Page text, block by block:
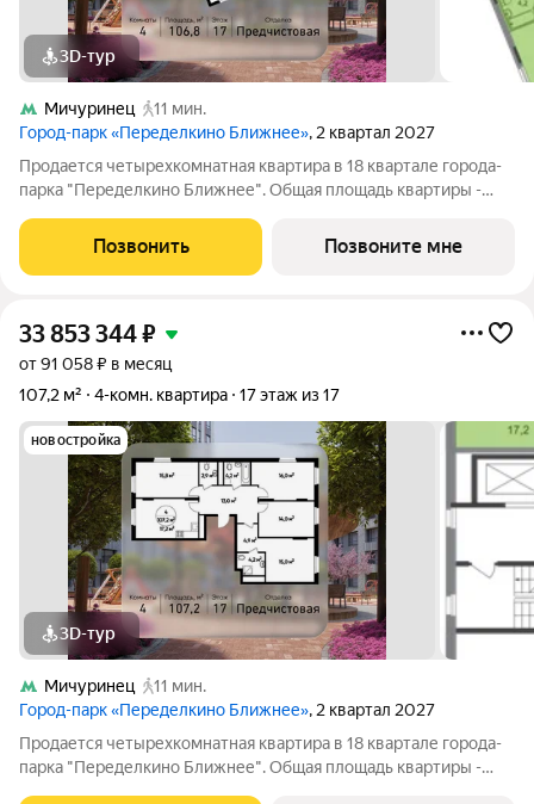
3D-тур
Мичуринец
11 мин.
Город-парк «Переделкино Ближнее», 2 квартал 2027
Продается четырехкомнатная квартира в 18 квартале города-
парка "Переделкино Ближнее". Общая площадь квартиры -
дома - монолитный. ТОЛЬКО ДО 31 АВГУСТА выгодные
условия на приобретение
Позвонить Позвоните мне
33 853 344₽
от 91 058 ₽ в месяц
107,2 м²
4-комн. квартира 17 этаж из 17
новостройка
3D-тур
Мичуринец
11 мин.
Город-парк «Переделкино Ближнее», 2 квартал 2027
Продается четырехкомнатная квартира в 18 квартале города-
парка "Переделкино Ближнее". Общая площадь квартиры -